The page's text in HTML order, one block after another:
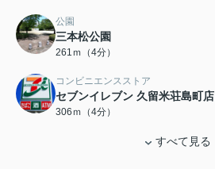
公園
三本松公園
261ｍ（4分）
コンビニエンスストア
セブンイレブン 久留米荘島町店
306ｍ（4分）
すべて見る